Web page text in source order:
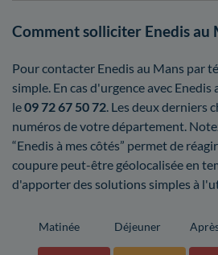
Comment solliciter Enedis au
Pour contacter Enedis au Mans par
simple. En cas d'urgence avec
le09 72 67 50 72 . Les deux derniers
numéros de votre département.
“Enedis à mes côtés” permet de
coupure peut-être géolocalisée en
d'apporter des solutions simples à
Matinée Déjeuner